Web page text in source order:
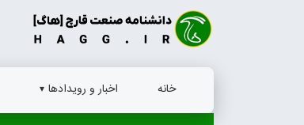
خانه اخبار و رویدادها